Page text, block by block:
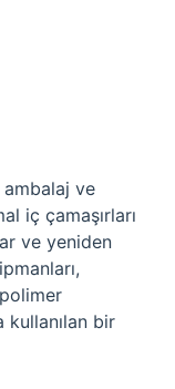
ve
iç çamaşırları
ve yeniden
bir